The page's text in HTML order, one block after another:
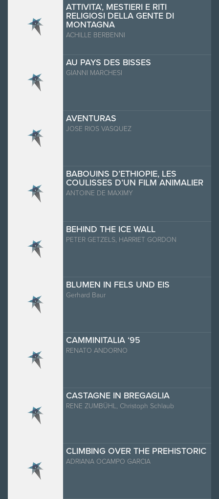
ATTIVITA’, MESTIERI E RITI
RELIGIOSI DELLA GENTE DI
MONTAGNA
ACHILLE BERBENNI
AU PAYS DES BISSES
GIANNI MARCHESI
AVENTURAS
JOSE RIOS VASQUEZ
BABOUINS D’ETHIOPIE, LES
COULISSES D’UN FILM ANIMALIER
ANTOINE DE MAXIMY
BEHIND THE ICE WALL
PETER GETZELS, HARRIET GORDON
BLUMEN IN FELS UND EIS
Gerhard Baur
CAMMINITALIA ‘95
RENATO ANDORNO
CASTAGNE IN BREGAGLIA
RENE ZUMBÜHL, Christoph Schlaub
CLIMBING OVER THE PREHISTORIC
ADRIANA OCAMPO GARCIA